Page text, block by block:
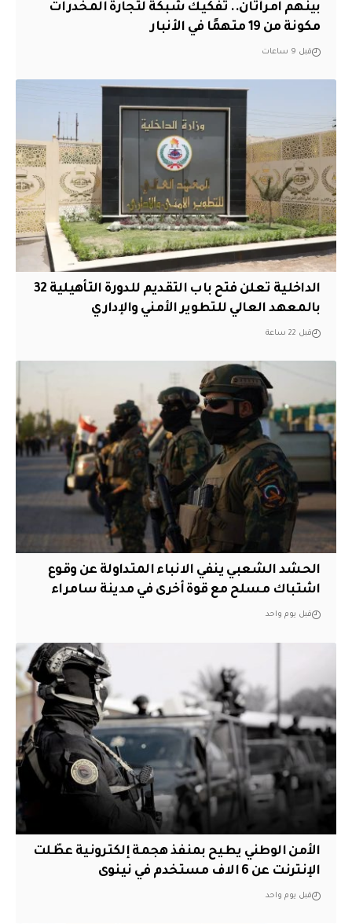
بينهم امرأتان.. تفكيك شبكة لتجارة المخدرات
مكونة من 19 متهمًا في الأنبار
قبل 9 ساعات
الداخلية تعلن فتح باب التقديم للدورة التأهيلية 32
بالمعهد العالي للتطوير الأمني والإداري
قبل 22 ساعة
الحشد الشعبي ينفي الانباء المتداولة عن وقوع
اشتباك مسلح مع قوة أخرى في مدينة سامراء
قبل يوم واحد
الأمن الوطني يطيح بمنفذ هجمة إلكترونية عطّلت
الإنترنت عن 6 الاف مستخدم في نينوى
قبل يوم واحد